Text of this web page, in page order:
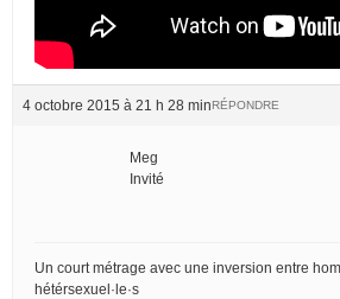
4 octobre 2015 à 21 h 28 minRÉPONDRE
Meg
Invité
Un court métrage avec une inversion entre
hétérsexuel·le·s